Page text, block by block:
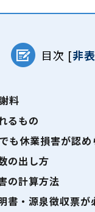
目次 [非
料
るもの
も休業損害が認め
の出し方
の計算方法
書・源泉徴収票が